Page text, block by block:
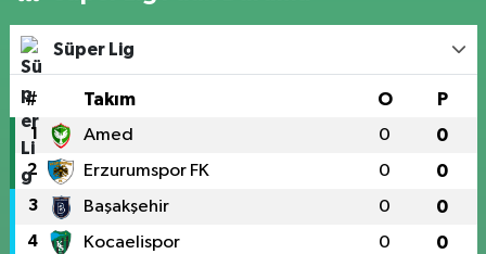
Süper Lig
# Takım O P
1 Amed 0 0
2 Erzurumspor FK 0 0
3 Başakşehir 0 0
4 Kocaelispor 0 0